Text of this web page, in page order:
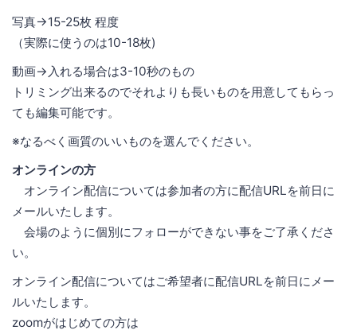
写真→15-25枚 程度
（実際に使うのは10-18枚)
動画→入れる場合は3-10秒のもの
トリミング出来るのでそれよりも長いものを用意してもらっ
ても編集可能です。
※なるべく画質のいいものを選んでください。
オンラインの方
オンライン配信については参加者の方に配信URLを前日に
メールいたします。
会場のように個別にフォローができない事をご了承くださ
い。
オンライン配信についてはご希望者に配信URLを前日にメー
ルいたします。
zoomがはじめての方は